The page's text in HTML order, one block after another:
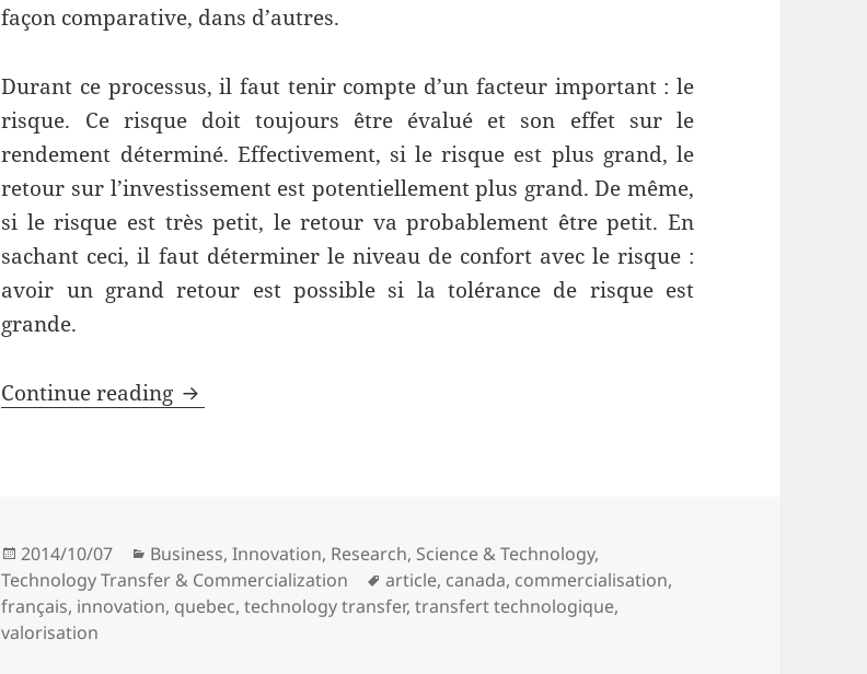
façon comparative, dans d’autres.
Durant ce processus, il faut tenir compte d’un facteur important : le
risque. Ce risque doit toujours être évalué et son effet sur le
rendement déterminé. Effectivement, si le risque est plus grand, le
retour sur l’investissement est potentiellement plus grand. De même,
si le risque est très petit, le retour va probablement être petit. En
sachant ceci, il faut déterminer le niveau de confort avec le risque :
avoir un grand retour est possible si la tolérance de risque est
grande.
Continue reading L’innovation et le transfert technologique : comment voir le risque
Posted
on
2014/10/07 Categories
Business,Innovation, Research, Science & Technology,
Technology Transfer & Commercialization
Tags
article, canada, commercialisation,
français, innovation, quebec,technology transfer,transfert technologique,
valorisation